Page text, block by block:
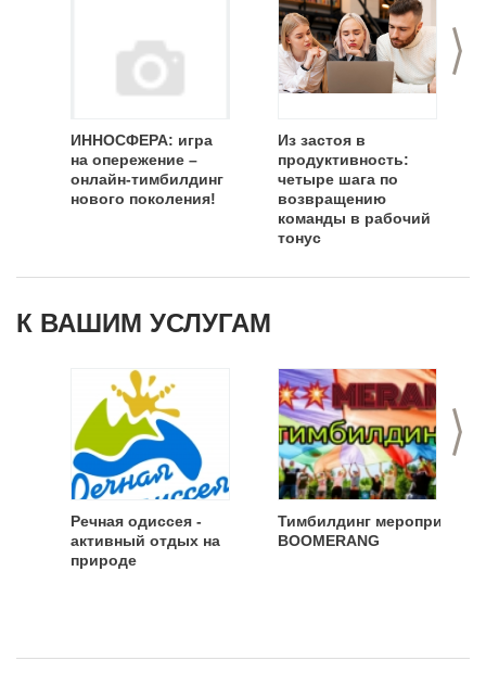
>
ИННОСФЕРА: игра
на опережение –
онлайн-тимбилдинг
нового поколения!
Из застоя в
продуктивность:
четыре шага по
возвращению
команды в рабочий
тонус
К ВАШИМ УСЛУГАМ
>
Речная одиссея -
активный отдых на
природе
Тимбилдинг мероприятия
BOOMERANG